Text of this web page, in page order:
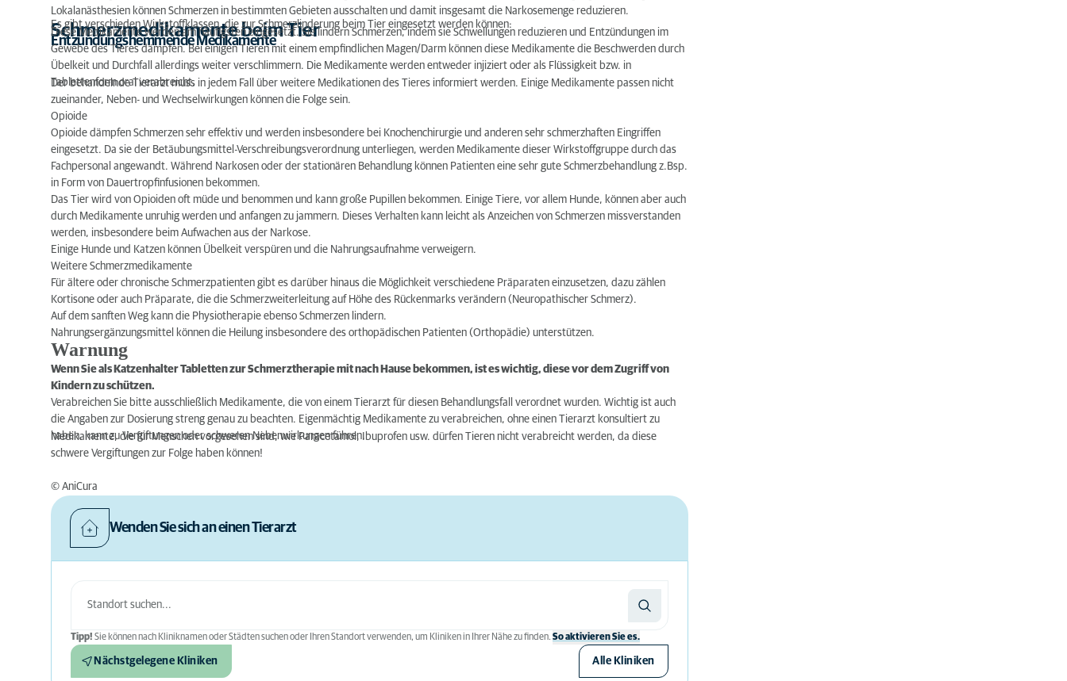
Lokalanästhesien können Schmerzen in bestimmten Gebieten ausschalten und damit insgesamt die Narkosemenge reduzieren.
Schmerzmedikamente beim Tier
Es gibt verschieden Wirkstoffklassen, die zur Schmerzlinderung beim Tier eingesetzt werden können:
Entzündungshemmende Medikamente
Diese Medikamente werden am häufigsten eingesetzt. Sie lindern Schmerzen, indem sie Schwellungen reduzieren und Entzündungen im
Gewebe des Tieres dämpfen. Bei einigen Tieren mit einem empfindlichen Magen/Darm können diese Medikamente die Beschwerden durch
Übelkeit und Durchfall allerdings weiter verschlimmern. Die Medikamente werden entweder injiziert oder als Flüssigkeit bzw. in
Tablettenform oral verabreicht.
Der behandelnde Tierarzt muss in jedem Fall über weitere Medikationen des Tieres informiert werden. Einige Medikamente passen nicht
zueinander, Neben- und Wechselwirkungen können die Folge sein.
Opioide
Opioide dämpfen Schmerzen sehr effektiv und werden insbesondere bei Knochenchirurgie und anderen sehr schmerzhaften Eingriffen
eingesetzt. Da sie der Betäubungsmittel-Verschreibungsverordnung unterliegen, werden Medikamente dieser Wirkstoffgruppe durch das
Fachpersonal angewandt. Während Narkosen oder der stationären Behandlung können Patienten eine sehr gute Schmerzbehandlung z.Bsp.
in Form von Dauertropfinfusionen bekommen.
Das Tier wird von Opioiden oft müde und benommen und kann große Pupillen bekommen. Einige Tiere, vor allem Hunde, können aber auch
durch Medikamente unruhig werden und anfangen zu jammern. Dieses Verhalten kann leicht als Anzeichen von Schmerzen missverstanden
werden, insbesondere beim Aufwachen aus der Narkose.
Einige Hunde und Katzen können Übelkeit verspüren und die Nahrungsaufnahme verweigern.
Weitere Schmerzmedikamente
Für ältere oder chronische Schmerzpatienten gibt es darüber hinaus die Möglichkeit verschiedene Präparaten einzusetzen, dazu zählen
Kortisone oder auch Präparate, die die Schmerzweiterleitung auf Höhe des Rückenmarks verändern (Neuropathischer Schmerz).
Auf dem sanften Weg kann die Physiotherapie ebenso Schmerzen lindern.
Nahrungsergänzungsmittel können die Heilung insbesondere des orthopädischen Patienten (Orthopädie) unterstützen.
Warnung
Wenn Sie als Katzenhalter Tabletten zur Schmerztherapie mit nach Hause bekommen, ist es wichtig, diese vor dem Zugriff von
Kindern zu schützen.
Verabreichen Sie bitte ausschließlich Medikamente, die von einem Tierarzt für diesen Behandlungsfall verordnet wurden. Wichtig ist auch
die Angaben zur Dosierung streng genau zu beachten. Eigenmächtig Medikamente zu verabreichen, ohne einen Tierarzt konsultiert zu
haben, kann zu Vergiftungen oder schweren Nebenwirkungen führen.
Medikamente, die für Menschen vorgesehen sind, wie Paracetamol, Ibuprofen usw. dürfen Tieren nicht verabreicht werden, da diese
schwere Vergiftungen zur Folge haben können!
© AniCura
Wenden Sie sich an einen Tierarzt
Tipp! Sie können nach Kliniknamen oder Städten suchen oder Ihren Standort verwenden, um Kliniken in Ihrer Nähe zu finden. So aktivieren Sie es.
Nächstgelegene Kliniken Alle Kliniken